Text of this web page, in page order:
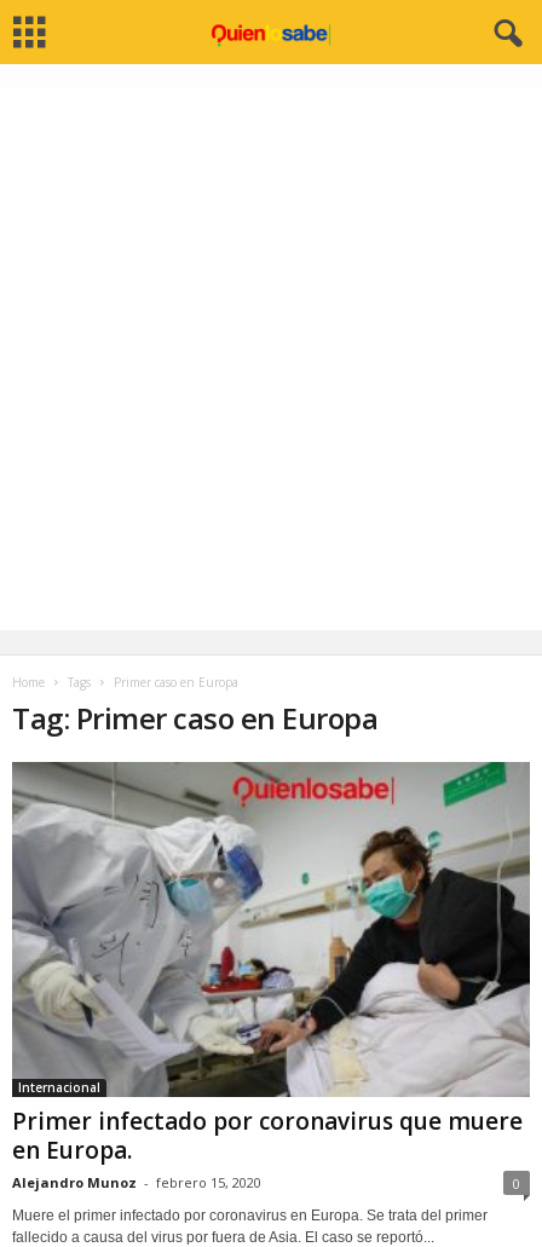
Home Tags Primer caso en Europa
Tag: Primer caso en Europa
Internacional
Primer infectado por coronavirus que muere
en Europa.
Alejandro Munoz - febrero 15, 2020 0
Muere el primer infectado por coronavirus en Europa. Se trata del primer
fallecido a causa del virus por fuera de Asia. El caso se reportó...